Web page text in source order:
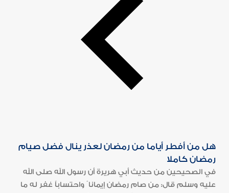
هل من أفطر أياما من رمضان لعذر ينال فضل صيام
رمضان كاملا
في الصحيحين من حديث أبي هريرة أن رسول الله صلى الله
عليه وسلم قال: من صام رمضان إيمانا ً واحتساباً غفر له ما